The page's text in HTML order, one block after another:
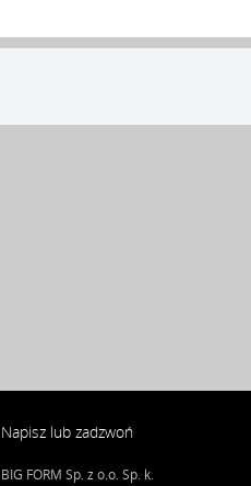
Napisz lub zadzwoń
BIG FORM Sp. z o.o. Sp. k.